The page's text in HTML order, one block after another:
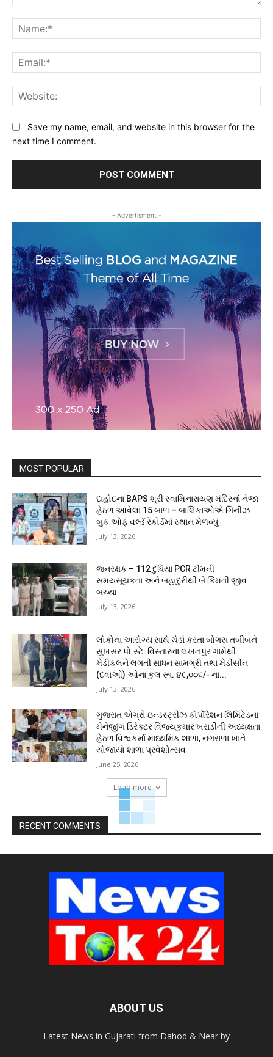
Save my name, email, and website in this browser for the
next time I comment.
- Advertisment -
MOST POPULAR
દાહોદના BAPS શ્રી સ્વામિનારાયણ મંદિરનાં નેજા
હેઠળ આવેલાં 15 બાળ – બાલિકાઓએ ગિનીઝ
બુક ઓફ વર્લ્ડ રેકોર્ડમાં સ્થાન મેળવ્યું
July 13, 2026
જનરક્ષક – 112 દુધિયા PCR ટીમની
સમયસૂચકતા અને બહાદુરીથી બે કિંમતી જીવ
બચ્યા
July 13, 2026
લોકોના આરોગ્ય સાથે ચેડાં કરતા બોગસ તબીબને
સુખસર પો.સ્ટે. વિસ્તારના લખનપુર ગામેથી
મેડીકલને લગતી સાધન સામગ્રી તથા મેડીસીન
(દવાઓ) ઓના કુલ રૂા. ૪૯,૦૦૬/- ના...
July 13, 2026
ગુજરાત એગ્રો ઇન્ડસ્ટ્રીઝ કોર્પોરેશન લિમિટેડના
મેનેજીંગ ડિરેક્ટર વિજયકુમાર ખરાડીની અધ્યક્ષતા
હેઠળ વિશ્વકર્મા માધ્યમિક શાળા, નગરાળા ખાતે
યોજાયો શાળા પ્રવેશોત્સવ
June 25, 2026
Load more
RECENT COMMENTS
ABOUT US
Latest News in Gujarati from Dahod & Near by